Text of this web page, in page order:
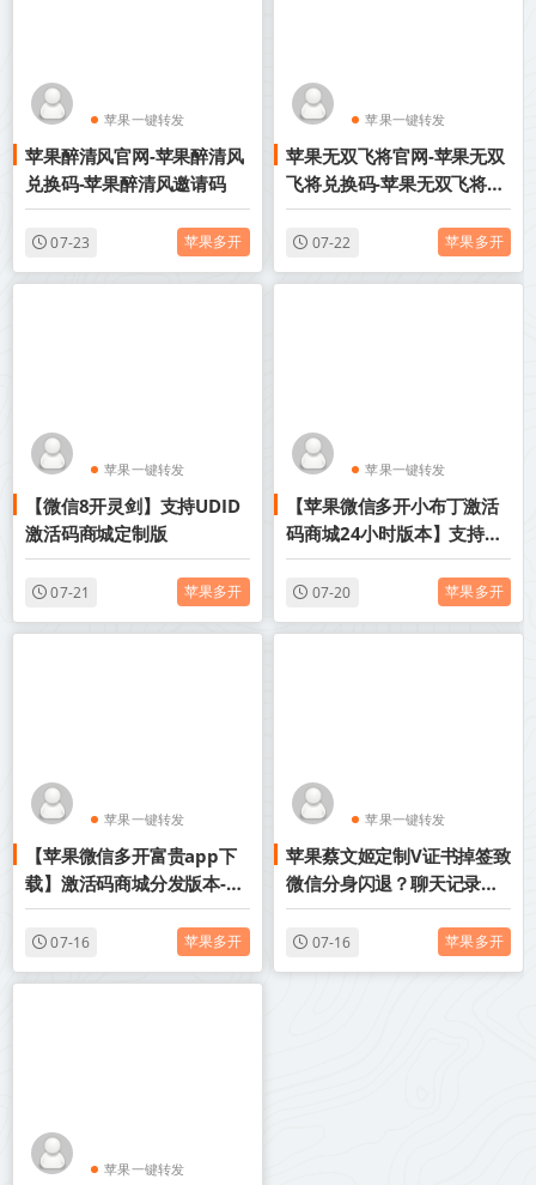
苹果一键转发
苹果TF微信多开
苹果醉清风官网-苹果醉清风
兑换码-苹果醉清风邀请码
07-23 苹果多开
苹果一键转发
苹果TF微信多开
苹果无双飞将官网-苹果无双
飞将兑换码-苹果无双飞将邀
请码
07-22 苹果多开
苹果一键转发
苹果TF微信多开
【微信8开灵剑】支持UDID
激活码商城定制版
07-21 苹果多开
苹果一键转发
苹果TF微信多开
【苹果微信多开小布丁激活
码商城24小时版本】支持修
改步数-朋友圈发1小时视频
07-20 苹果多开
苹果一键转发
苹果TF微信多开
【苹果微信多开富贵app下
载】激活码商城分发版本-兑
换码模式兑换
07-16 苹果多开
苹果一键转发
苹果TF微信多开
苹果蔡文姬定制V证书掉签致
微信分身闪退？聊天记录会
消失吗？手把手教你避坑指
南 07-16 苹果多开
苹果一键转发